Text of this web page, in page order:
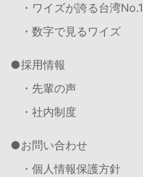
・ワイズが誇る台湾No.1
・数字で見るワイズ
採用情報
・先輩の声
・社内制度
お問い合わせ
・個人情報保護方針